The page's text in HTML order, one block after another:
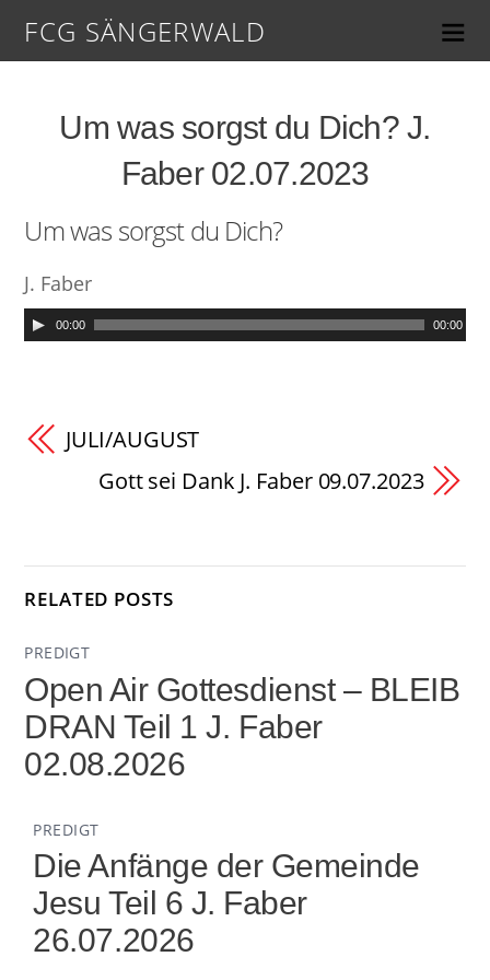
FCG SÄNGERWALD
Um was sorgst du Dich? J.
Faber 02.07.2023
Um was sorgst du Dich?
J. Faber
00:00 00:00
JULI/AUGUST
Gott sei Dank J. Faber 09.07.2023
RELATED POSTS
PREDIGT
Open Air Gottesdienst – BLEIB
DRAN Teil 1 J. Faber
02.08.2026
PREDIGT
Die Anfänge der Gemeinde
Jesu Teil 6 J. Faber
26.07.2026